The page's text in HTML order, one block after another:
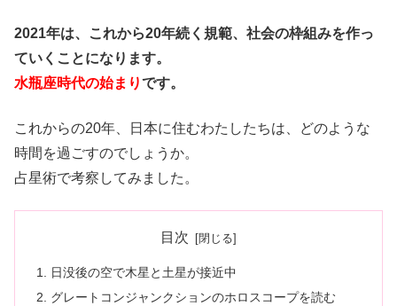
2021年は、これから20年続く規範、社会の枠組みを作っ
ていくことになります。
水瓶座時代の始まりです。
これからの20年、日本に住むわたしたちは、どのような
時間を過ごすのでしょうか。
占星術で考察してみました。
目次
日没後の空で木星と土星が接近中
グレートコンジャンクションのホロスコープを読む